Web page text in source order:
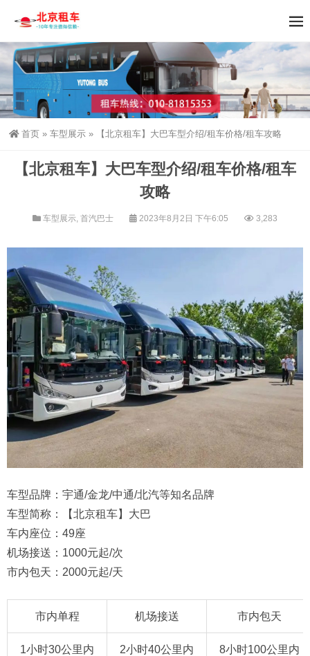
首页 » 车型展示 » 【北京租车】大巴车型介绍/租车价格/租车攻略
【北京租车】大巴车型介绍/租车价格/租车
攻略
车型展示 首汽巴士 2023年8月2日 下午6:05 3,283
车型品牌：宇通/金龙/中通/北汽等知名品牌
车型简称：【北京租车】大巴
车内座位：49座
机场接送：1000元起/次
市内包天：2000元起/天
市内单程 机场接送 市内包天
1小时30公里内 2小时40公里内 8小时100公里内